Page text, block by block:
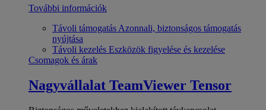
További információk
Távoli támogatás Azonnali, biztonságos támogatás
nyújtása
Távoli kezelés Eszközök figyelése és kezelése
Csomagok és árak
Nagyvállalat TeamViewer Tensor